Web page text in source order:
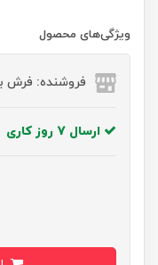
ویژگی‌های محصول
فروشنده: فرش
ارسال 7 روز کاری